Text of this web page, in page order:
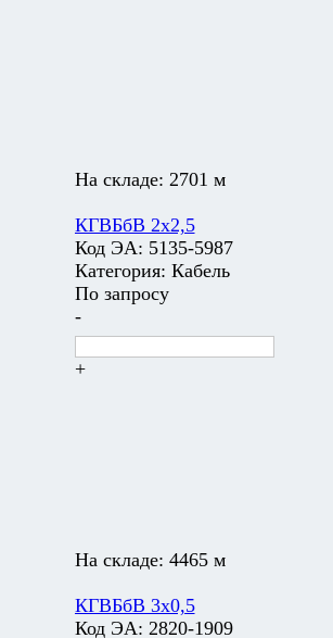
На складе: 2701 м
КГВБбВ 2х2,5
Код ЭА: 5135-5987
Категория: Кабель
По запросу
-
+
На складе: 4465 м
КГВБбВ 3х0,5
Код ЭА: 2820-1909